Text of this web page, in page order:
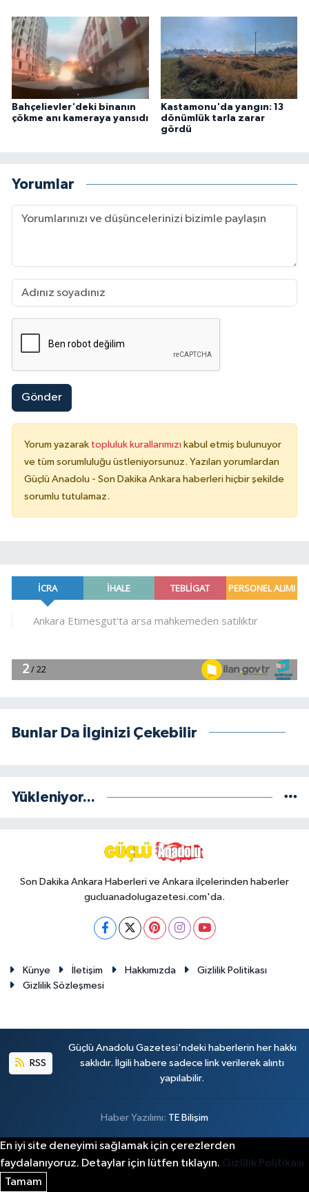
Bahçelievler'deki binanın
çökme anı kameraya yansıdı
Kastamonu'da yangın: 13
dönümlük tarla zarar
gördü
Yorumlar
Gönder
Yorum yazarak topluluk kurallarımızı kabul etmiş bulunuyor
ve tüm sorumluluğu üstleniyorsunuz. Yazılan yorumlardan
Güçlü Anadolu - Son Dakika Ankara haberleri hiçbir şekilde
sorumlu tutulamaz.
Bunlar Da İlginizi Çekebilir
Yükleniyor...
Son Dakika Ankara Haberleri ve Ankara ilçelerinden haberler
gucluanadolugazetesi.com'da.
Künye İletişim Hakkımızda
Gizlilik Politikası
Gizlilik Sözleşmesi
RSS
Güçlü Anadolu Gazetesi'ndeki haberlerin her hakkı
saklıdır. İlgili habere sadece link verilerek alıntı
yapılabilir.
Haber Yazılımı: TE Bilişim
En iyi site deneyimi sağlamak için çerezlerden
faydalanıyoruz. Detaylar için lütfen tıklayın. Gizlilik Politikası
Tamam